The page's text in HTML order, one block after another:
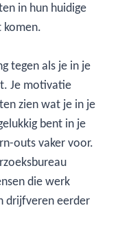
in hun huidige
komen.
tegen als je in je
Je motivatie
zien wat je in je
bent in je
outs vaker voor.
die werk
drijfveren eerder